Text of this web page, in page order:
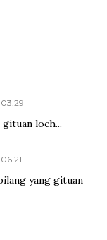
loch...
yang gituan